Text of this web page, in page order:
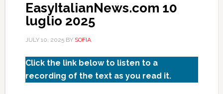
EasyItalianNews.com 10
luglio 2025
JULY 10, 2025BY SOFIA
Click the link below to listen to a
recording of the text as you read it.